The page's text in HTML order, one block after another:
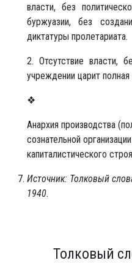
власти, без
буржуазии, без
диктатуры пролетариата.
2. Отсутствие власти,
учреждении царит полная
❖
Анархия производства
сознательной
капиталистического
Источник: Толковый
1940.
Толковый